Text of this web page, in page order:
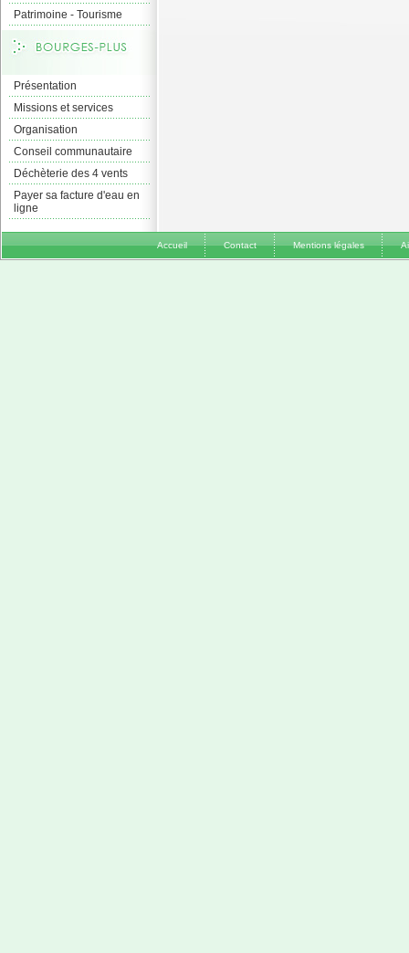
Patrimoine - Tourisme
Présentation
Missions et services
Organisation
Conseil communautaire
Déchèterie des 4 vents
Payer sa facture d'eau en
ligne
Accueil Contact Mentions légales